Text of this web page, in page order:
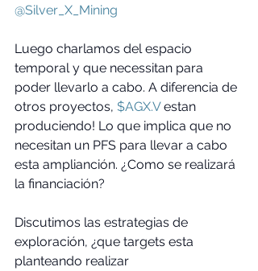
@Silver_X_Mining
Luego charlamos del espacio
temporal y que necessitan para
poder llevarlo a cabo. A diferencia de
otros proyectos, $AGX.V estan
produciendo! Lo que implica que no
necesitan un PFS para llevar a cabo
esta amplianción. ¿Como se realizará
la financiación?
Discutimos las estrategias de
exploración, ¿que targets esta
planteando realizar